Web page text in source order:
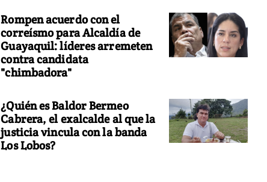
Rompen acuerdo con el
correísmo para Alcaldía de
Guayaquil: líderes arremeten
contra candidata
"chimbadora"
¿Quién es Baldor Bermeo
Cabrera, el exalcalde al que la
justicia vincula con la banda
Los Lobos?